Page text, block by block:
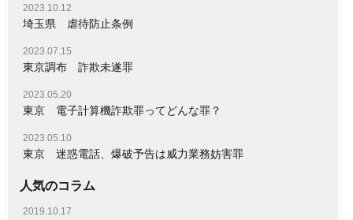
2023.10.12
埼玉県 虐待防止条例
2023.07.15
東京調布 詐欺未遂罪
2023.05.20
東京 電子計算機詐欺罪ってどんな罪？
2023.05.10
東京 迷惑電話、爆破予告は威力業務妨害罪
人気のコラム
2019.10.17